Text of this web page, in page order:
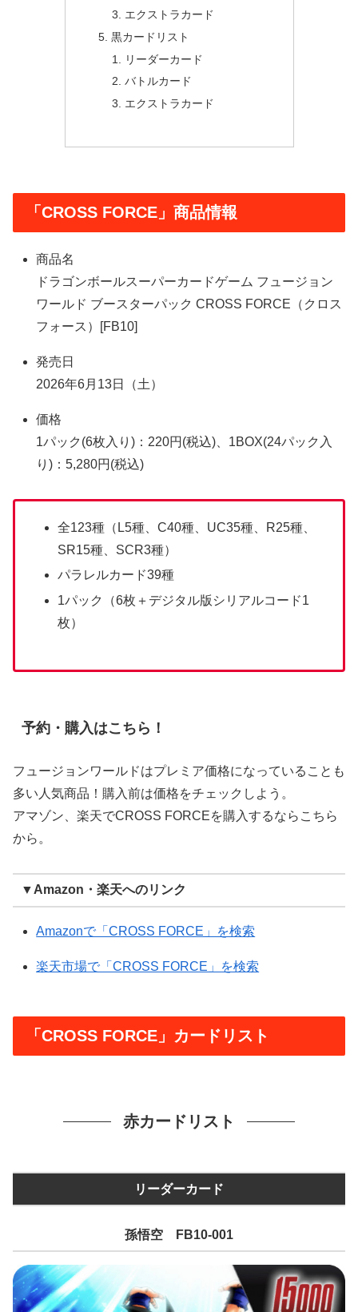
エクストラカード
黒カードリスト
リーダーカード
バトルカード
エクストラカード
「CROSS FORCE」商品情報
商品名
ドラゴンボールスーパーカードゲーム フュージョン
ワールド ブースターパック CROSS FORCE（クロス
フォース）[FB10]
発売日
2026年6月13日（土）
価格
1パック(6枚入り)：220円(税込)、1BOX(24パック入
り)：5,280円(税込)
全123種（L5種、C40種、UC35種、R25種、
SR15種、SCR3種）
パラレルカード39種
1パック（6枚＋デジタル版シリアルコード1
枚）
予約・購入はこちら！
フュージョンワールドはプレミア価格になっていることも
多い人気商品！購入前は価格をチェックしよう。
アマゾン、楽天でCROSS FORCEを購入するならこちら
から。
▼Amazon・楽天へのリンク
Amazonで「CROSS FORCE」を検索
楽天市場で「CROSS FORCE」を検索
「CROSS FORCE」カードリスト
赤カードリスト
リーダーカード
孫悟空 FB10-001